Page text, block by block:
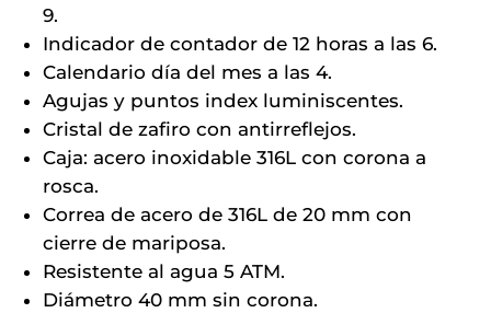
9.
Indicador de contador de 12 horas a las 6.
Calendario día del mes a las 4.
Agujas y puntos index luminiscentes.
Cristal de zafiro con antirreflejos.
Caja: acero inoxidable 316L con corona a
rosca.
Correa de acero de 316L de 20 mm con
cierre de mariposa.
Resistente al agua 5 ATM.
Diámetro 40 mm sin corona.